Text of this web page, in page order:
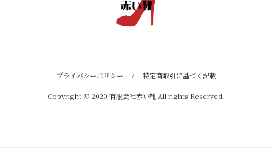
プライバシーポリシー / 特定商取引に基づく記載
Copyright © 2020 有限会社赤い靴 All rights Reserved.